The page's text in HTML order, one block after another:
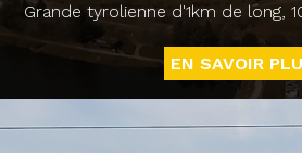
Grande tyrolienne d'1km de long,
EN SAVOIR